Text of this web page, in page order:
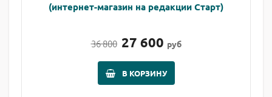
(интернет-магазин на редакции Старт)
36 800 27 600 руб
В КОРЗИНУ